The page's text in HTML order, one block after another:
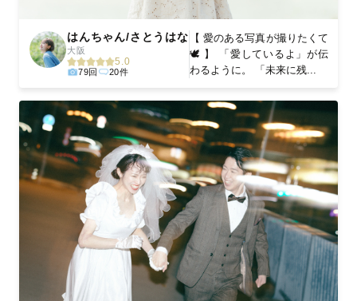
はんちゃん/さとうはな
大阪
5.0
79回 20件
【 愛のある写真が撮りたくて
🕊 】 「愛しているよ」が伝
わるように。 「未来に残...